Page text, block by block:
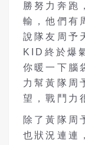
勝努力奔跑
輸，他們有
說隊友周予
KID終於爆
你暖一下腦
力幫黃隊周
望，戰鬥力
除了黃隊周
也狀況連連